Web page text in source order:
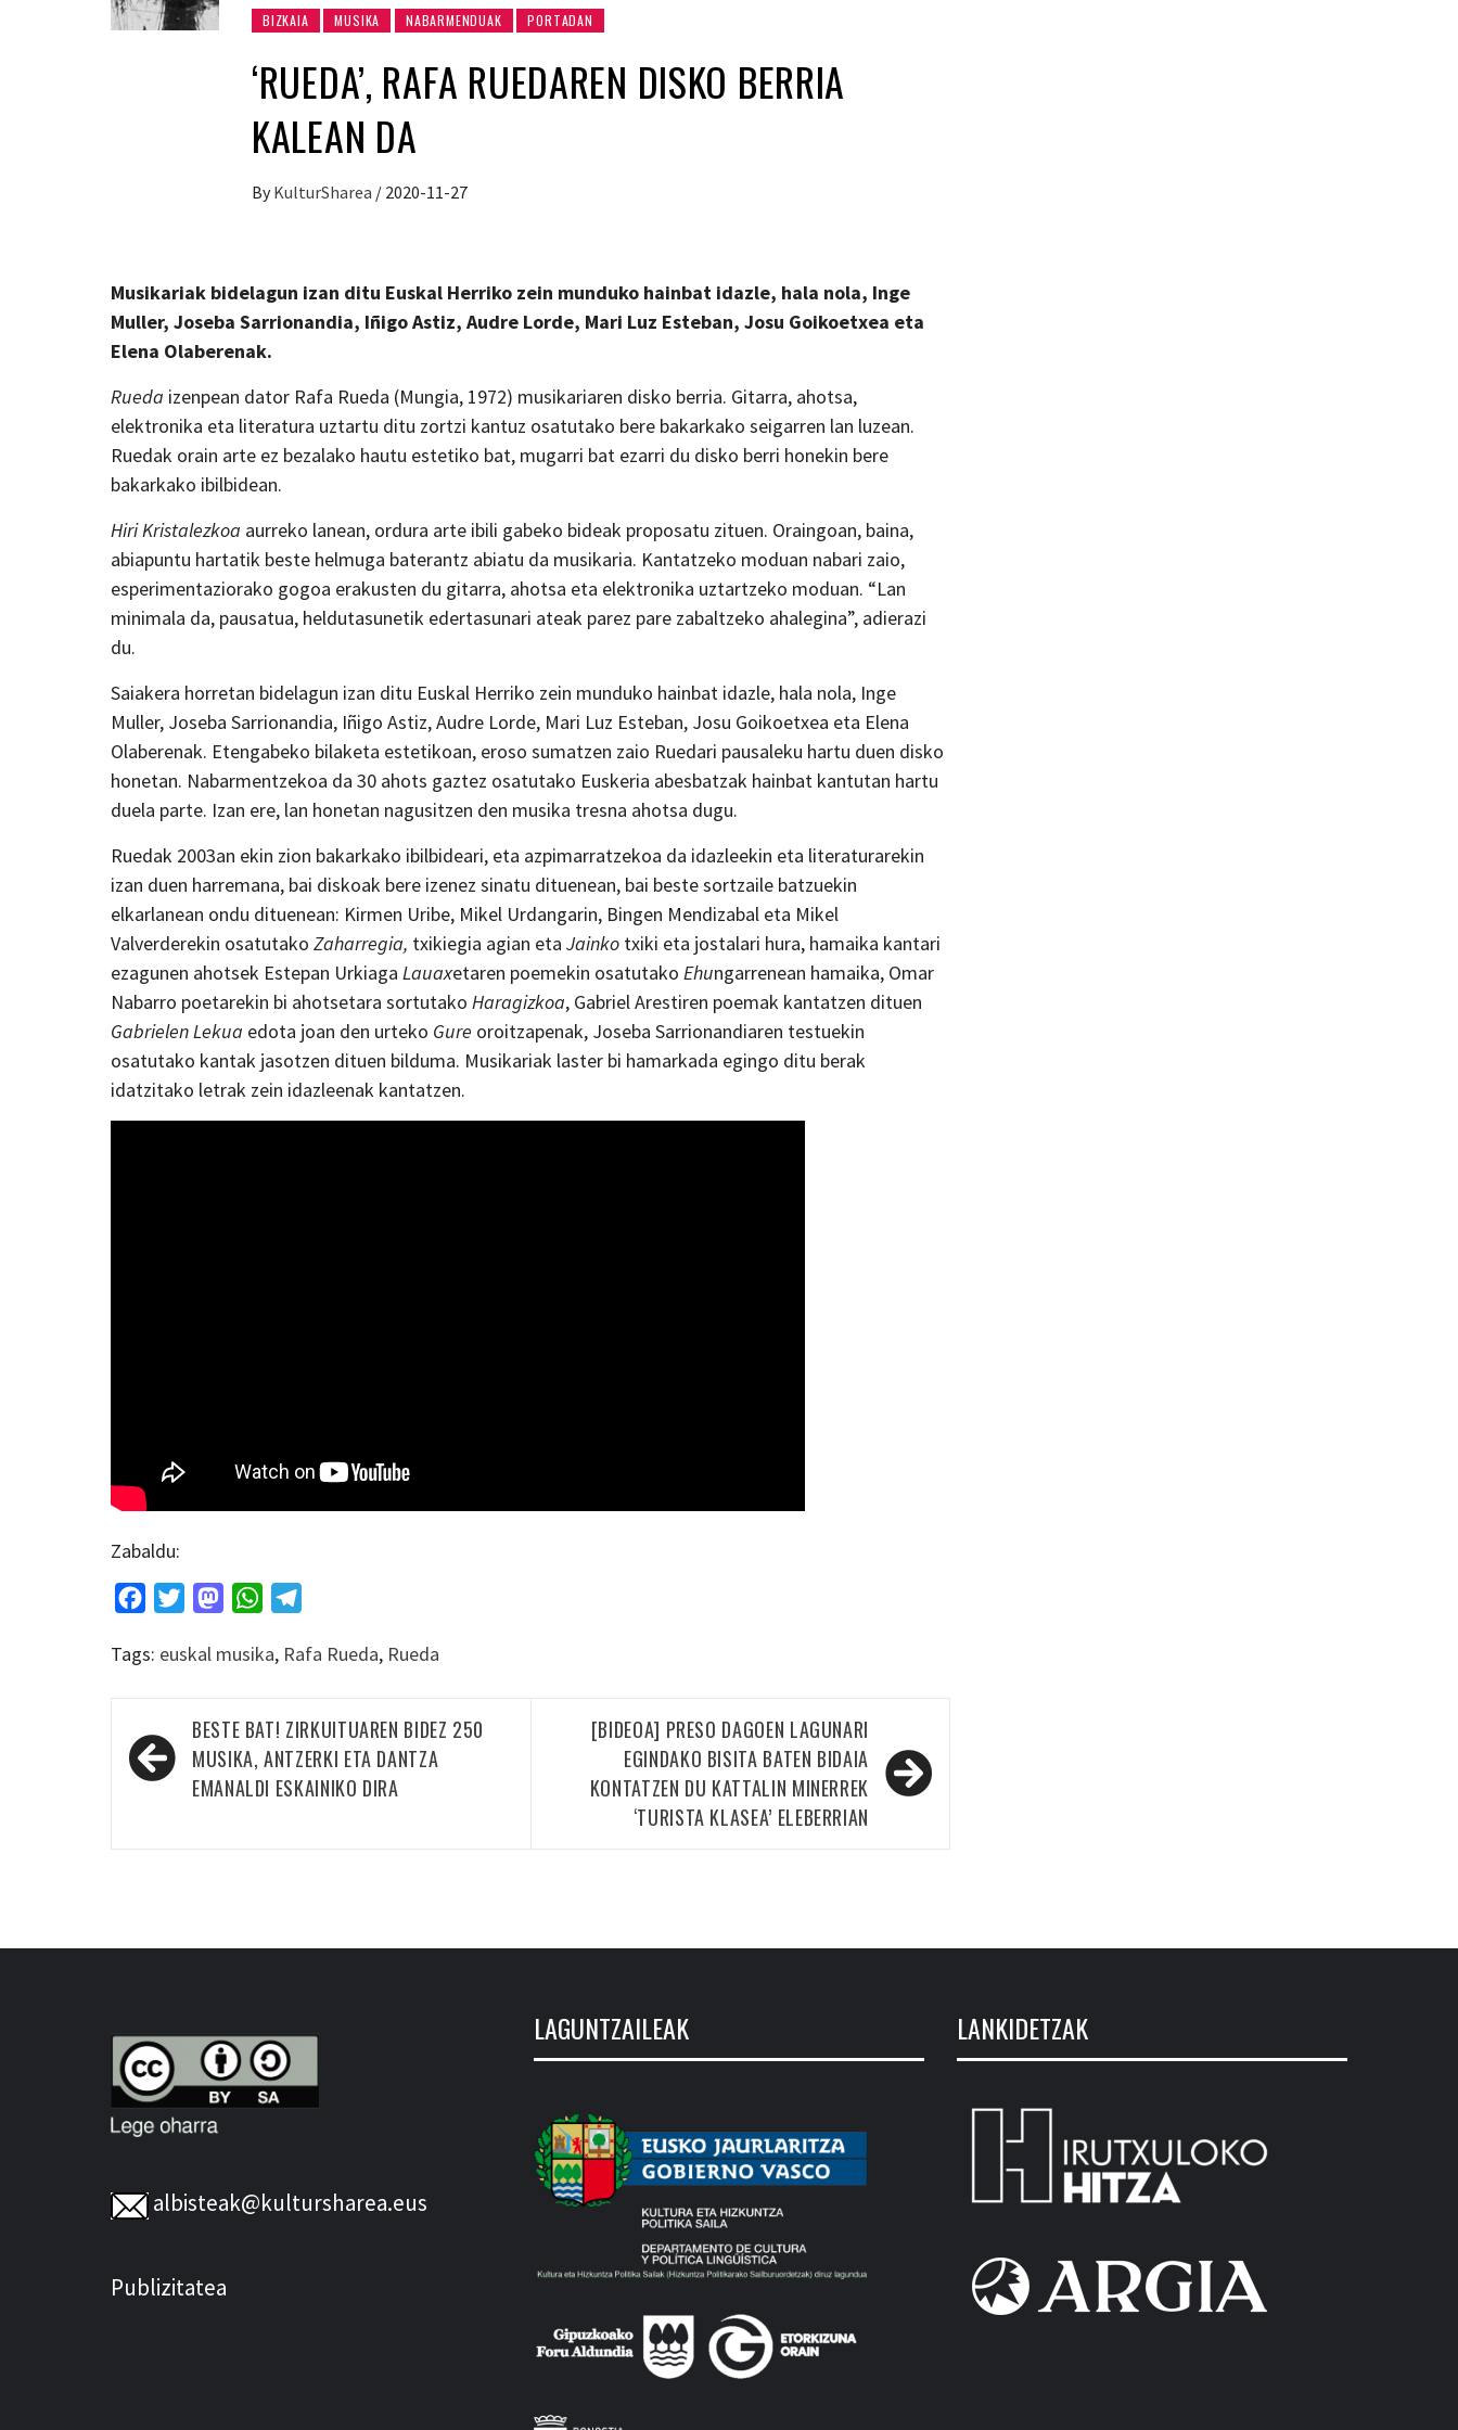
BIZKAIA MUSIKA NABARMENDUAK PORTADAN
‘RUEDA’, RAFA RUEDAREN DISKO BERRIA
KALEAN DA
By KulturSharea / 2020-11-27
Musikariak bidelagun izan ditu Euskal Herriko zein munduko hainbat idazle, hala nola, Inge
Muller, Joseba Sarrionandia, Iñigo Astiz, Audre Lorde, Mari Luz Esteban, Josu Goikoetxea eta
Elena Olaberenak.
Rueda izenpean dator Rafa Rueda (Mungia, 1972) musikariaren disko berria. Gitarra, ahotsa,
elektronika eta literatura uztartu ditu zortzi kantuz osatutako bere bakarkako seigarren lan luzean.
Ruedak orain arte ez bezalako hautu estetiko bat, mugarri bat ezarri du disko berri honekin bere
bakarkako ibilbidean.
Hiri Kristalezkoa aurreko lanean, ordura arte ibili gabeko bideak proposatu zituen. Oraingoan, baina,
abiapuntu hartatik beste helmuga baterantz abiatu da musikaria. Kantatzeko moduan nabari zaio,
esperimentaziorako gogoa erakusten du gitarra, ahotsa eta elektronika uztartzeko moduan. “Lan
minimala da, pausatua, heldutasunetik edertasunari ateak parez pare zabaltzeko ahalegina”, adierazi
du.
Saiakera horretan bidelagun izan ditu Euskal Herriko zein munduko hainbat idazle, hala nola, Inge
Muller, Joseba Sarrionandia, Iñigo Astiz, Audre Lorde, Mari Luz Esteban, Josu Goikoetxea eta Elena
Olaberenak. Etengabeko bilaketa estetikoan, eroso sumatzen zaio Ruedari pausaleku hartu duen disko
honetan. Nabarmentzekoa da 30 ahots gaztez osatutako Euskeria abesbatzak hainbat kantutan hartu
duela parte. Izan ere, lan honetan nagusitzen den musika tresna ahotsa dugu.
Ruedak 2003an ekin zion bakarkako ibilbideari, eta azpimarratzekoa da idazleekin eta literaturarekin
izan duen harremana, bai diskoak bere izenez sinatu dituenean, bai beste sortzaile batzuekin
elkarlanean ondu dituenean: Kirmen Uribe, Mikel Urdangarin, Bingen Mendizabal eta Mikel
Valverderekin osatutako Zaharregia, txikiegia agian eta Jainko txiki eta jostalari hura, hamaika kantari
ezagunen ahotsek Estepan Urkiaga Lauaxetaren poemekin osatutako Ehungarrenean hamaika, Omar
Nabarro poetarekin bi ahotsetara sortutako Haragizkoa, Gabriel Arestiren poemak kantatzen dituen
Gabrielen Lekua edota joan den urteko Gure oroitzapenak, Joseba Sarrionandiaren testuekin
osatutako kantak jasotzen dituen bilduma. Musikariak laster bi hamarkada egingo ditu berak
idatzitako letrak zein idazleenak kantatzen.
Zabaldu:
FacebookTwitterMastodonWhatsApp
Tags: euskal musika, Rafa Rueda, Rueda
Bidalketetan
zehar
nabigatu
BESTE BAT! ZIRKUITUAREN BIDEZ 250
MUSIKA, ANTZERKI ETA DANTZA
EMANALDI ESKAINIKO DIRA
[BIDEOA] PRESO DAGOEN LAGUNARI
EGINDAKO BISITA BATEN BIDAIA
KONTATZEN DU KATTALIN MINERREK
‘TURISTA KLASEA’ ELEBERRIAN
albisteak@kultursharea.eus
Publizitatea
LAGUNTZAILEAK LANKIDETZAK